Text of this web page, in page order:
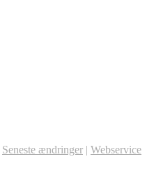
Seneste ændringer | Webservice